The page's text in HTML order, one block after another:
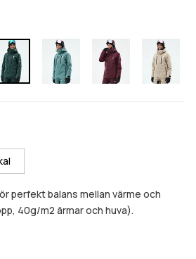
perfekt balans mellan värme och
40g/m2 ärmar och huva).